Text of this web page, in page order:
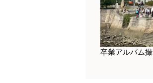
卒業アルバム